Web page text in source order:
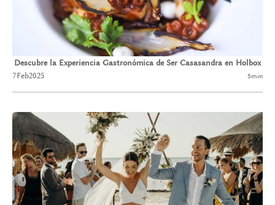
Descubre la Experiencia Gastronómica de Ser Casasandra en Holbox
7Feb2025 5min